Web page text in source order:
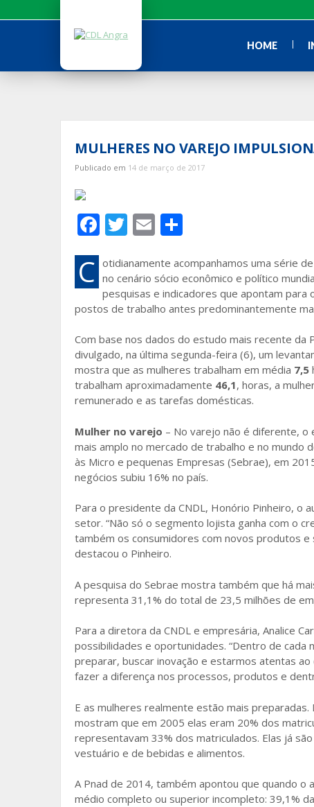
para
HOME
MULHERES NO VAREJO
Publicado em 14 de março de 2017
F
ac
e
b
o
o
k
T
w
itt
er
E
m
ai
l
ar
e
C otidianamente acompanhamos uma série
no cenário sócio econômico e político
pesquisas e indicadores que apontam para
postos de trabalho antes predominantemente
Com base nos dados do estudo mais recente da
divulgado, na última segunda-feira (6), um
mostra que as mulheres trabalham em média 7,5
trabalham aproximadamente 46,1, horas, a
remunerado e as tarefas domésticas.
Mulher no varejo – No varejo não é diferente, o
mais amplo no mercado de trabalho e no mundo
às Micro e pequenas Empresas (Sebrae), em
negócios subiu 16% no país.
Para o presidente da CNDL, Honório Pinheiro, o
setor. “Não só o segmento lojista ganha com o
também os consumidores com novos produtos
destacou o Pinheiro.
A pesquisa do Sebrae mostra também que há
representa 31,1% do total de 23,5 milhões de
Para a diretora da CNDL e empresária, Analice
possibilidades e oportunidades. “Dentro de cada
preparar, buscar inovação e estarmos atentas
fazer a diferença nos processos, produtos e
E as mulheres realmente estão mais
mostram que em 2005 elas eram 20% dos
representavam 33% dos matriculados. Elas já
vestuário e de bebidas e alimentos.
A Pnad de 2014, também apontou que quando o
médio completo ou superior incompleto: 39,1%